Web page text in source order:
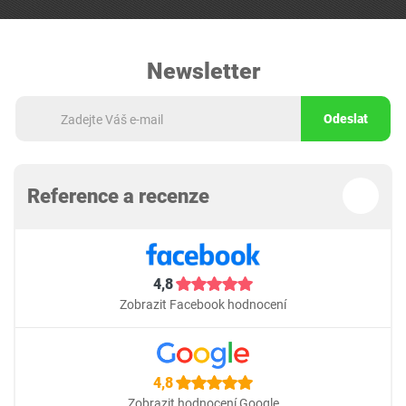
Newsletter
Odeslat
Reference a recenze
4,8
Zobrazit Facebook hodnocení
4,8
Zobrazit hodnocení Google